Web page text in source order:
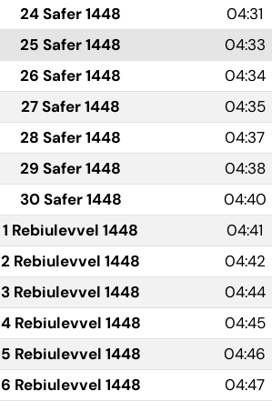
24 Safer 1448 04:31
25 Safer 1448 04:33
26 Safer 1448 04:34
27 Safer 1448 04:35
28 Safer 1448 04:37
29 Safer 1448 04:38
30 Safer 1448 04:40
1 Rebiulevvel 1448 04:41
2 Rebiulevvel 1448 04:42
3 Rebiulevvel 1448 04:44
4 Rebiulevvel 1448 04:45
5 Rebiulevvel 1448 04:46
6 Rebiulevvel 1448 04:47